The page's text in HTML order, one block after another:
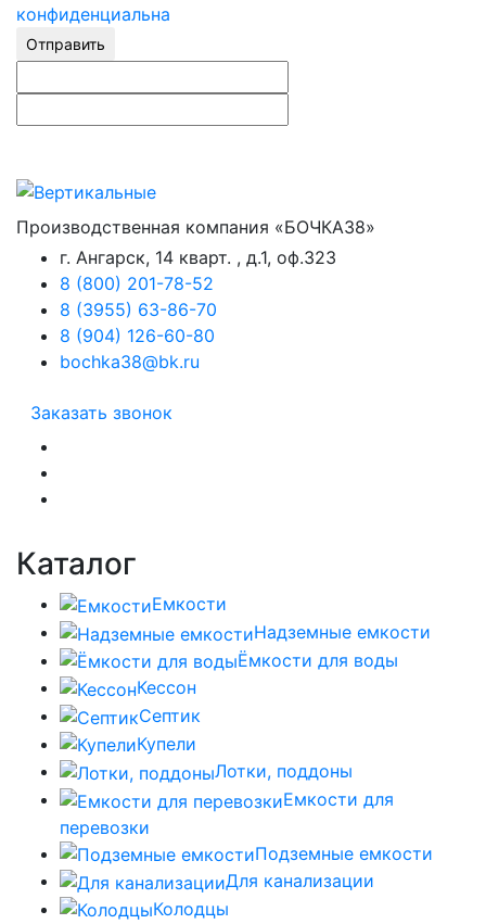
конфиденциальна
Отправить
Производственная компания «БОЧКА38»
г. Ангарск, 14 кварт. , д.1, оф.323
8 (800) 201-78-52
8 (3955) 63-86-70
8 (904) 126-60-80
bochka38@bk.ru
Заказать звонок
Каталог
Емкости
Надземные емкости
Ёмкости для воды
Кессон
Септик
Купели
Лотки, поддоны
Емкости для
перевозки
Подземные емкости
Для канализации
Колодцы